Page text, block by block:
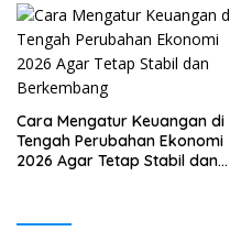
Cara Mengatur Keuangan di
Tengah Perubahan Ekonomi
2026 Agar Tetap Stabil dan